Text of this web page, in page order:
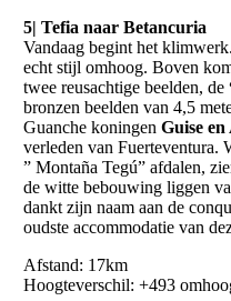
5| Tefia naar Betancuria
Vandaag begint het
echt stijl omhoog. Boven
twee reusachtige beelden, de
bronzen beelden van 4,5
Guanche koningenGuise en
verleden van Fuerteventura.
” Montaña Tegú” afdalen,
de witte bebouwing liggen
dankt zijn naam aan de
oudste accommodatie van
Afstand: 17km
Hoogteverschil: +493